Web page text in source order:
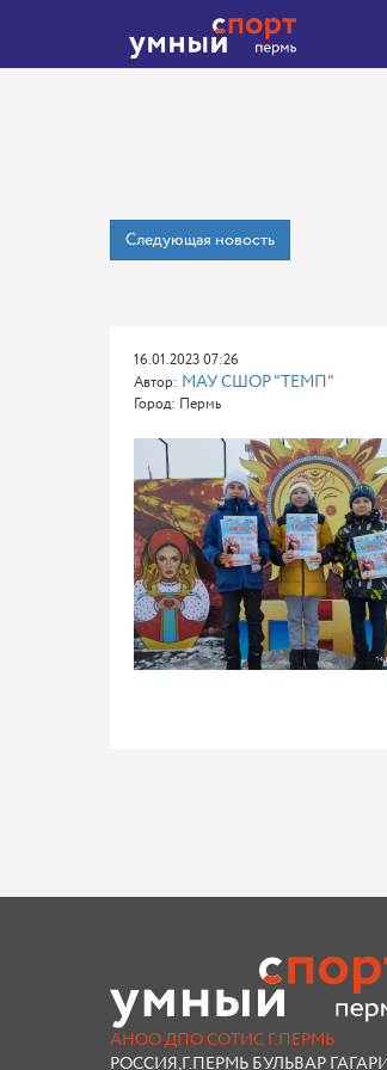
Следующая новость
16.01.2023 07:26
Автор: МАУ СШОР "ТЕМП"
Город: Пермь
АНОО ДПО СОТИС Г.ПЕРМЬ
РОССИЯ,Г.ПЕРМЬ БУЛЬВАР